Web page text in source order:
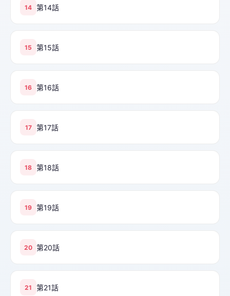
14 第14話
15 第15話
16 第16話
17 第17話
18 第18話
19 第19話
20 第20話
21 第21話